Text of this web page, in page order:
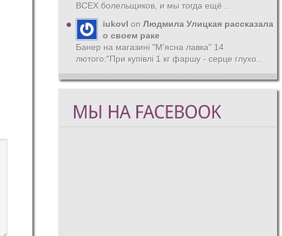
ВСЕХ болельщиков, и мы тогда ещё
iukovl on Людмила Улицкая рассказала
о своем раке
Банер на магазині "М'ясна лавка" 14
лютого:"При купівлі 1 кг фаршу - серце глухо...